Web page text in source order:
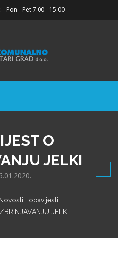
Pon - Pet 7.00 - 15.00
O
JELKI
Novosti i obavijesti
JELKI